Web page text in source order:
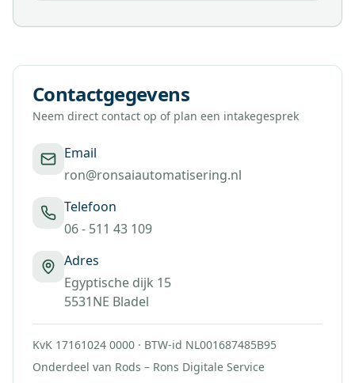
Contactgegevens
Neem direct contact op of plan een intakegesprek
Email
ron@ronsaiautomatisering.nl
Telefoon
06 - 511 43 109
Adres
Egyptische dijk 15
5531NE Bladel
KvK 17161024 0000 · BTW-id NL001687485B95
Onderdeel van Rods – Rons Digitale Service